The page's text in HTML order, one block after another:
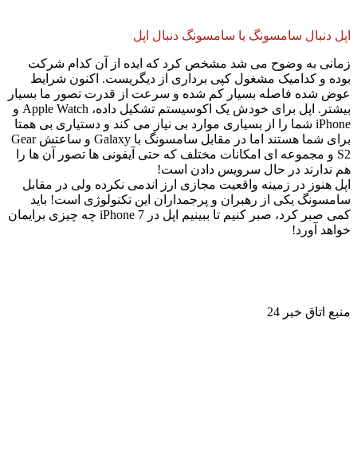
اپل دنبال سامسونگ یا سامسونگ دنبال اپل
زمانی به وضوح می شد مشخص کرد که ایده از آن کدام شرکت
بوده و کدامیک مشغول کپی برداری از دیگریست. اکنون شرایط
عوض شده فاصله بسیار کم شده و سرعت از قدرت تصور ما بسیار
بیشتر. اپل برای خودش یک اکوسیستم تشکیل داده، Apple Watch و
iPhone شما را از بسیاری موارد بی نیاز می کند و دستیاری بی همتا
برای شما هستند اما در مقابل سامسونگ با Galaxy و ساعتش Gear
S2 و مجموعه ای امکانات مختلف که حتی آیفونی ها تصور آن ها را
هم ندارند در حال سرویس دادن است!
اپل هنوز در زمینه واقعیت مجازی ارز اندمی نکرده ولی در مقابل
سامسونگ یکی از رهبران و پرجمداران این تکنولوژی است! باید
کمی صبر کرد، صبر کنیم تا ببینیم اپل در iPhone 7 چه چیزی برایمان
خواهد آورد!
منبع اتاق خبر 24